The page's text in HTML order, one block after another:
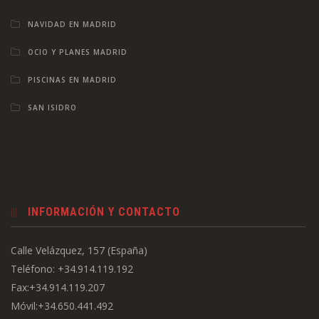
NAVIDAD EN MADRID
OCIO Y PLANES MADRID
PISCINAS EN MADRID
SAN ISIDRO
INFORMACIÓN Y CONTACTO
Calle Velázquez, 157 (España)
Teléfono: +34.914.119.192
Fax:+34.914.119.207
Móvil:+34.650.441.492